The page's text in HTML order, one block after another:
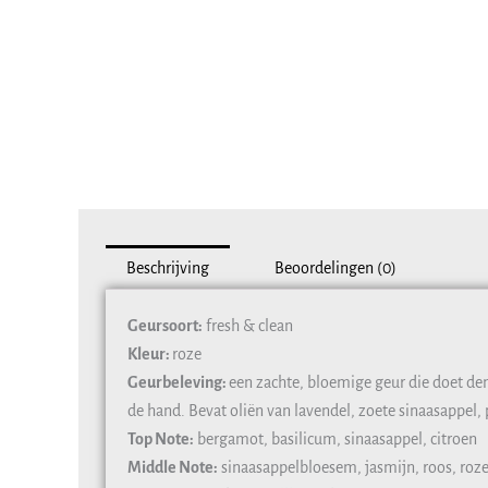
Beschrijving Beoordelingen (0)
Geursoort: fresh & clean
Kleur: roze
Geurbeleving:een zachte, bloemige geur die doet
de hand. Bevat oliën van lavendel, zoete
Top Note: bergamot, basilicum, sinaasappel, citroen
Middle Note: sinaasappelbloesem, jasmijn, roos,